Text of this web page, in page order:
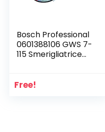
Bosch Professional
0601388106 GWS 7-
115 Smerigliatrice
V
Free!